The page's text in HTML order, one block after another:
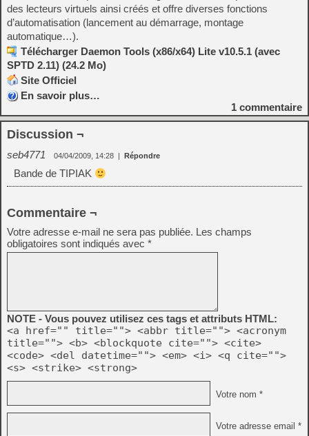
des lecteurs virtuels ainsi créés et offre diverses fonctions
d’automatisation (lancement au démarrage, montage
automatique…).
Télécharger Daemon Tools (x86/x64) Lite v10.5.1 (avec
SPTD 2.11) (24.2 Mo)
Site Officiel
En savoir plus…
1 commentaire
Discussion ¬
seb4771 04/04/2009, 14:28 | Répondre
Bande de TIPIAK
Commentaire ¬
Votre adresse e-mail ne sera pas publiée. Les champs
obligatoires sont indiqués avec *
NOTE - Vous pouvez utilisez ces tags et attributs HTML:
<a href="" title=""> <abbr title=""> <acronym
title=""> <b> <blockquote cite=""> <cite>
<code> <del datetime=""> <em> <i> <q cite="">
<s> <strike> <strong>
Votre nom *
Votre adresse email *